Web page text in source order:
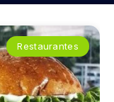
Restaurantes